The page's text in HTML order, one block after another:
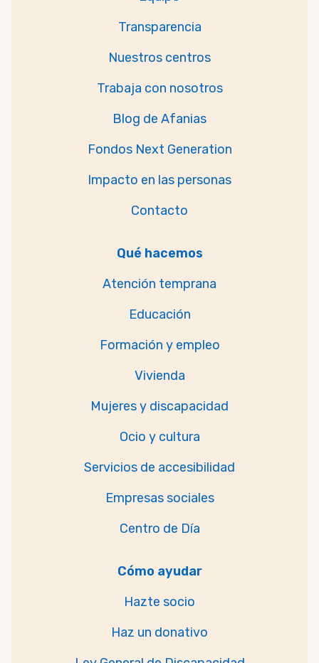
Transparencia
Nuestros centros
Trabaja con nosotros
Blog de Afanias
Fondos Next Generation
Impacto en las personas
Contacto
Qué hacemos
Atención temprana
Educación
Formación y empleo
Vivienda
Mujeres y discapacidad
Ocio y cultura
Servicios de accesibilidad
Empresas sociales
Centro de Día
Cómo ayudar
Hazte socio
Haz un donativo